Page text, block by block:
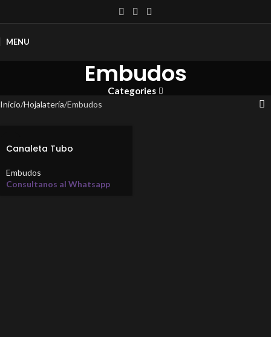
MENU
Embudos
Categories
Inicio Hojalatería Embudos
Canaleta Tubo
Embudos
Consultanos al Whatsapp